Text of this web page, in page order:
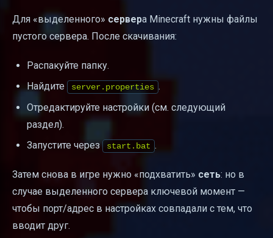
Для «выделенного» сервера Minecraft нужны файлы
пустого сервера. После скачивания:
Распакуйте папку.
Найдите
server.properties .
Отредактируйте настройки (см. следующий
раздел).
Запустите через start.bat .
Затем снова в игре нужно «подхватить» сеть: но в
случае выделенного сервера ключевой момент —
чтобы порт/адрес в настройках совпадали с тем, что
вводит друг.